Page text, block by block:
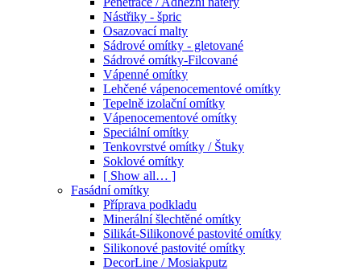
Nástřiky - špric
Osazovací malty
Sádrové omítky - gletované
Sádrové omítky-Filcované
Vápenné omítky
Lehčené vápenocementové omítky
Tepelně izolační omítky
Vápenocementové omítky
Speciální omítky
Tenkovrstvé omítky / Štuky
Soklové omítky
[ Show all… ]
Fasádní omítky
Příprava podkladu
Minerální šlechtěné omítky
Silikát-Silikonové pastovité omítky
Silikonové pastovité omítky
DecorLine / Mosiakputz